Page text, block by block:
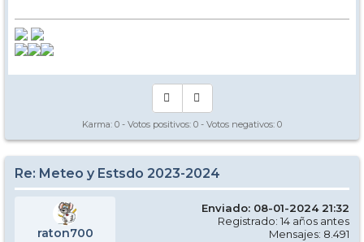
Karma: 0 - Votos positivos: 0 - Votos negativos: 0
Re: Meteo y Estsdo 2023-2024
raton700
Enviado: 08-01-2024 21:32
Registrado: 14 años antes
Mensajes: 8.491